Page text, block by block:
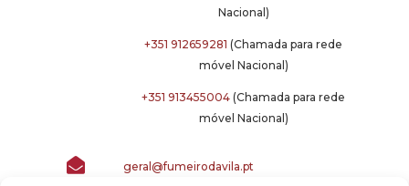
Nacional)
+351 912659281 (Chamada para rede
móvel Nacional)
+351 913455004 (Chamada para rede
móvel Nacional)
 geral@fumeirodavila.pt